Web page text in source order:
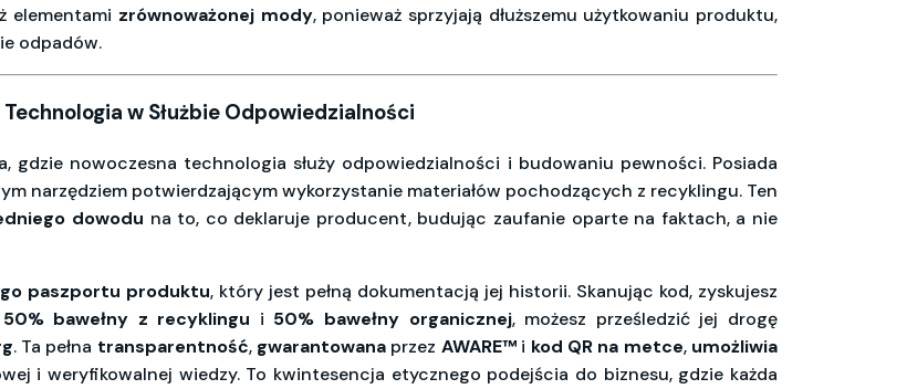
elementami zrównoważonej mody, ponieważ sprzyjają dłuższemu użytkowaniu produktu,
odpadów.
w Służbie Odpowiedzialności
gdzie nowoczesna technologia służy odpowiedzialności i budowaniu pewności. Posiada
narzędziem potwierdzającym wykorzystanie materiałów pochodzących z recyklingu. Ten
dowodu na to, co deklaruje producent, budując zaufanie oparte na faktach, a nie
paszportu produktu, który jest pełną dokumentacją jej historii. Skanując kod, zyskujesz
50% bawełny z recyklingu i 50% bawełny organicznej, możesz prześledzić jej drogę
. Ta pełna transparentność, gwarantowana przez AWARE™i kod QR na metce, umożliwia
i weryfikowalnej wiedzy. To kwintesencja etycznego podejścia do biznesu, gdzie każda